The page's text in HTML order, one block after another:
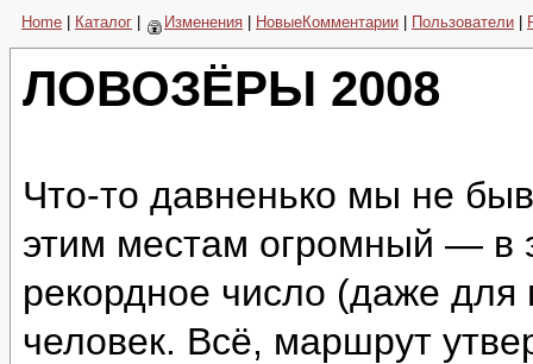
Home Каталог Изменения НовыеКомментарии Пользователи
ЛОВОЗЁРЫ 2008
Что-то давненько мы не
этим местам огромный — в
рекордное число (даже
человек. Всё, маршрут